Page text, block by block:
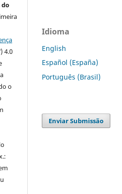
do
4.0
o
Idioma
English
Español (España)
Português (Brasil)
Enviar Submissão